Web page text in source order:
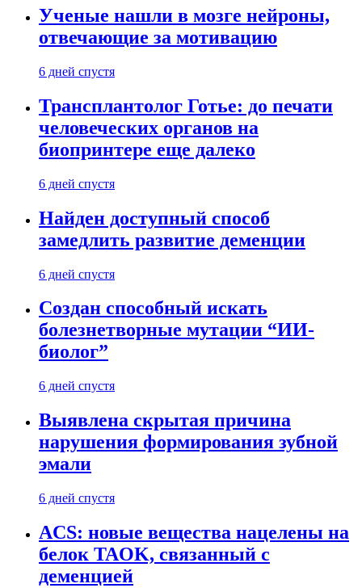
Ученые нашли в мозге нейроны,
отвечающие за мотивацию
6 дней спустя
Трансплантолог Готье: до печати
человеческих органов на
биопринтере еще далеко
6 дней спустя
Найден доступный способ
замедлить развитие деменции
6 дней спустя
Создан способный искать
болезнетворные мутации “ИИ-
биолог”
6 дней спустя
Выявлена скрытая причина
нарушения формирования зубной
эмали
6 дней спустя
ACS: новые вещества нацелены на
белок TAOK, связанный с
деменцией